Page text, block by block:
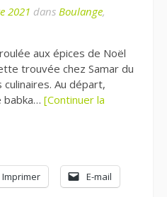
2021 dans Boulange,
aux épices de Noël
trouvée chez Samar du
Au départ,
babka… [Continuer la
Imprimer E-mail